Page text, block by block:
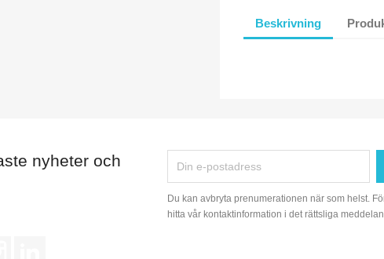
Beskrivning
nyheter och
Du kan avbryta prenumerationen när som helst.
hitta vår kontaktinformation i det rättsliga